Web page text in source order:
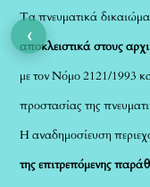
Τα πνευματικά
αποκλειστικά στους
με τον Νόμο 2121/1993
προστασίας της
Η αναδημοσίευση
της επιτρεπόμενης
‹